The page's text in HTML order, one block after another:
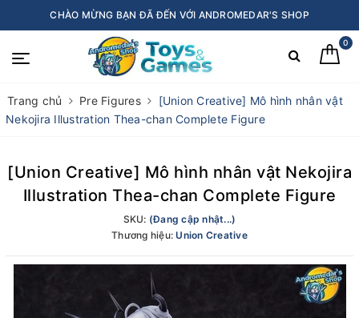
CHÀO MỪNG BẠN ĐÃ ĐẾN VỚI ANDROMEDAR'S SHOP
0
Trang chủ Pre Figures
[Union Creative] Mô hình nhân vật
Nekojira Illustration Thea-chan Complete Figure
[Union Creative] Mô hình nhân vật Nekojira
Illustration Thea-chan Complete Figure
SKU: (Đang cập nhật...)
Thương hiệu:Union Creative